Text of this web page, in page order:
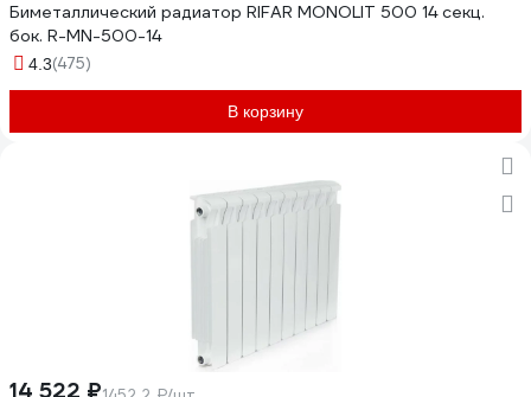
Биметаллический радиатор RIFAR MONOLIT 500 14 секц.
бок. R-MN-500-14
4.3(475)
В корзину
14 522 ₽